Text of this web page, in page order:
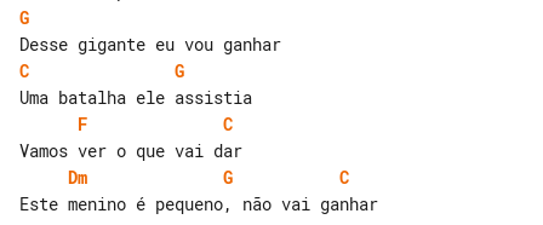
G
C
G
F
C
Dm
G
C
Este menino é pequeno, não vai ganhar